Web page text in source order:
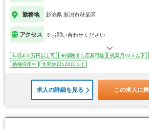
勤務地 新潟県 新潟市秋葉区
アクセス ※お問い合わせください
年収450万円以上可 未経験者も応募可能 残業月10ｈ以下
積極採用中
年間休日120日以上
求人の詳細を見る この求人に